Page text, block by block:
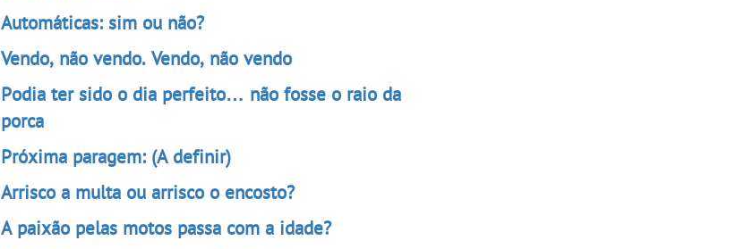
Automáticas: sim ou não?
Vendo, não vendo. Vendo, não vendo
Podia ter sido o dia perfeito… não fosse o raio da
porca
Próxima paragem: (A definir)
Arrisco a multa ou arrisco o encosto?
A paixão pelas motos passa com a idade?